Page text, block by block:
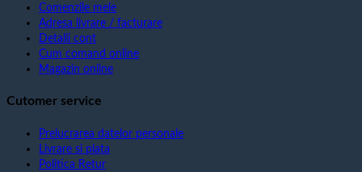
Comenzile mele
Adresa livrare / facturare
Detalii cont
Cum comand online
Magazin online
Cutomer service
Prelucrarea datelor personale
Livrare si plata
Politica Retur